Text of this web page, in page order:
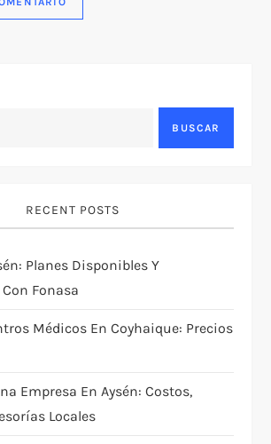
BUSCAR
RECENT POSTS
Planes Disponibles Y
Fonasa
Médicos En Coyhaique: Precios
Empresa En Aysén: Costos,
Locales